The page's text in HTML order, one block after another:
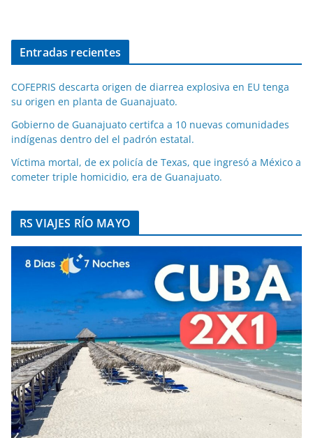
Entradas recientes
COFEPRIS descarta origen de diarrea explosiva en EU tenga
su origen en planta de Guanajuato.
Gobierno de Guanajuato certifca a 10 nuevas comunidades
indígenas dentro del el padrón estatal.
Víctima mortal, de ex policía de Texas, que ingresó a México a
cometer triple homicidio, era de Guanajuato.
RS VIAJES RÍO MAYO